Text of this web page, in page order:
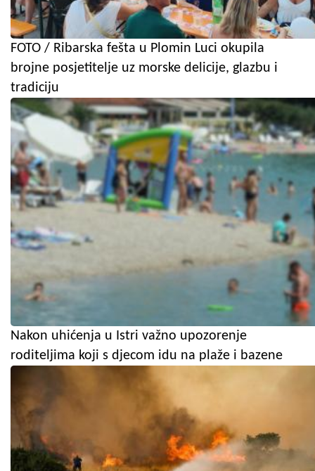
FOTO / Ribarska fešta u Plomin Luci okupila
brojne posjetitelje uz morske delicije, glazbu i
tradiciju
Nakon uhićenja u Istri važno upozorenje
roditeljima koji s djecom idu na plaže i bazene